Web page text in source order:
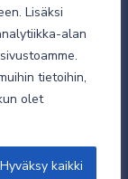
Lisäksi
alan
tietoihin,
olet
Hyväksy kaikki